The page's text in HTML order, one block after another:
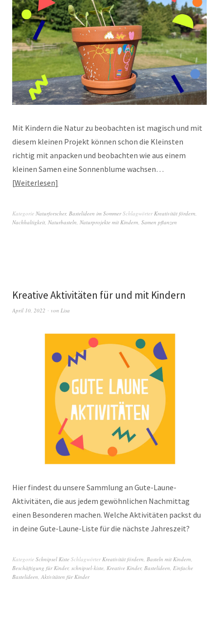
Mit Kindern die Natur zu beobachten ist magisch und mit
diesem kleinen Projekt können schon die Kleinsten
richtig mit anpacken und beobachten wie aus einem
kleinen Samen eine Sonnenblume wachsen…
Weiterlesen
Kategorie Naturforscher, Bastelideen im Sommer SchlagwörterKreativität fördern,
Nachhaltigkeit, Naturbasteln, Naturprojekte mit Kindern, Samen pflanzen
Kreative Aktivitäten für und mit Kindern
April 10, 2022 von Lisa
Hier findest du unsere Sammlung an Gute-Laune-
Aktivitäten, die aus jedem gewöhnlichen Nachmittag
einen Besonderen machen. Welche Aktivitäten packst du
in deine Gute-Laune-Liste für die nächste Jahreszeit?
Kategorie Schnipsel Kiste Schlagwörter Kreativität fördern Basteln mit Kindern
Beschäftigung für Kinder, schnipsel-kiste Kreative Kinder, Bastelideen Einfache
Bastelideen Aktivitäten für Kinder